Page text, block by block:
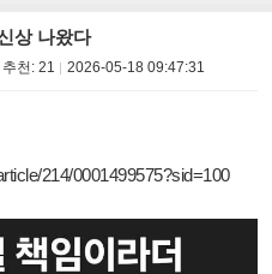
상 나왔다
추천: 21 2026-05-18 09:47:31
214/0001499575?sid=100